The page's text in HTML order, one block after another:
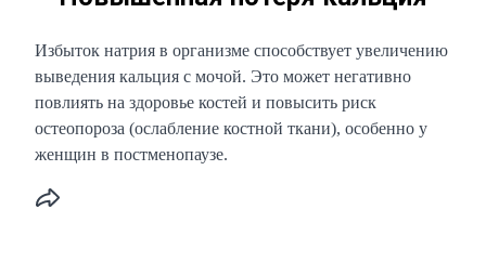
Избыток натрия в организме способствует увеличению
выведения кальция с мочой. Это может негативно
повлиять на здоровье костей и повысить риск
остеопороза (ослабление костной ткани), особенно у
женщин в постменопаузе.